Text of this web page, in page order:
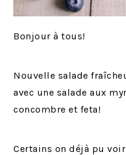
Bonjour à tous!
Nouvelle salade
avec une salade aux
concombre et feta!
Certains on déjà pu